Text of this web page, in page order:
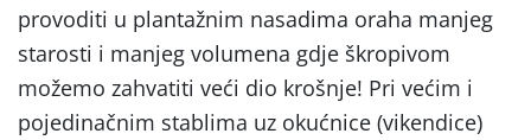
provoditi u plantažnim nasadima oraha manjeg
starosti i manjeg volumena gdje škropivom
možemo zahvatiti veći dio krošnje! Pri većim i
pojedinačnim stablima uz okućnice (vikendice)